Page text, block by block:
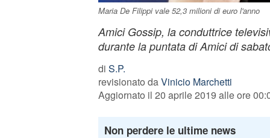
Maria De Filippi vale 52,3 milioni di euro l'anno
Amici Gossip, la conduttrice
durante la puntata di Amici di
di S.P.
revisionato daVinicio Marchetti
Aggiornato il 20 aprile 2019 alle ore
Non perdere le ultime news